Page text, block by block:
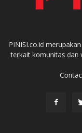
PINISI.co.id
terkait komunitas dan